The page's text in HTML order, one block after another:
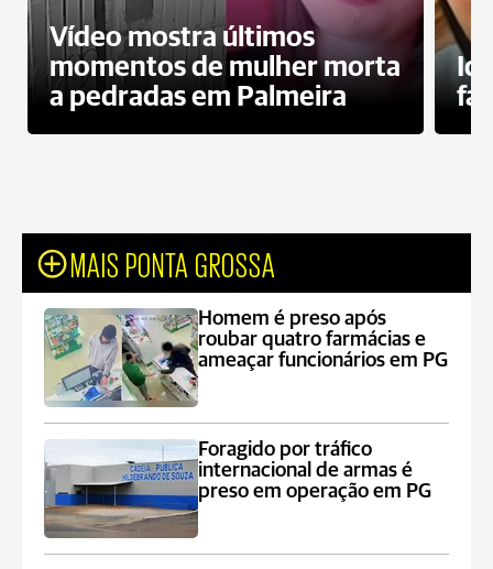
Vídeo mostra últimos
momentos de mulher morta
a pedradas em Palmeira
MAIS PONTA GROSSA
Homem é preso após
roubar quatro farmácias e
ameaçar funcionários em PG
Foragido por tráfico
internacional de armas é
preso em operação em PG